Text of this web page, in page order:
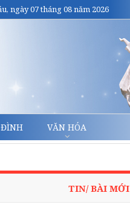
ngày 07 tháng 08 năm 2026
ĐÌNH VĂN HÓA
TIN/ BÀI MỚI